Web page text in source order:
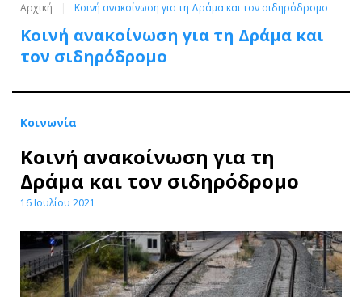
Αρχική Κοινή ανακοίνωση για τη Δράμα και τον σιδηρόδρομο
Κοινή ανακοίνωση για τη Δράμα και
τον σιδηρόδρομο
Κοινωνία
Κοινή ανακοίνωση για τη
Δράμα και τον σιδηρόδρομο
16 Ιουλίου 2021